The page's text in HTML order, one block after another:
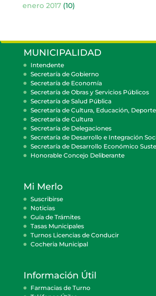
enero 2017(10)
MUNICIPALIDAD
Intendente
Secretaría de Gobierno
Secretaría de Economía
Secretaría de Obras y Servicios Públicos
Secretaría de Salud Pública
Secretaría de Cultura, Educación,
Secretaría de Cultura
Secretaría de Delegaciones
Secretaría de Desarrollo e Integración
Secretaría de Desarrollo Económico
Honorable Concejo Deliberante
Mi Merlo
Suscribirse
Noticias
Guía de Trámites
Tasas Municipales
Turnos Licencias de Conducir
Cocheria Municipal
Información Útil
Farmacias de Turno